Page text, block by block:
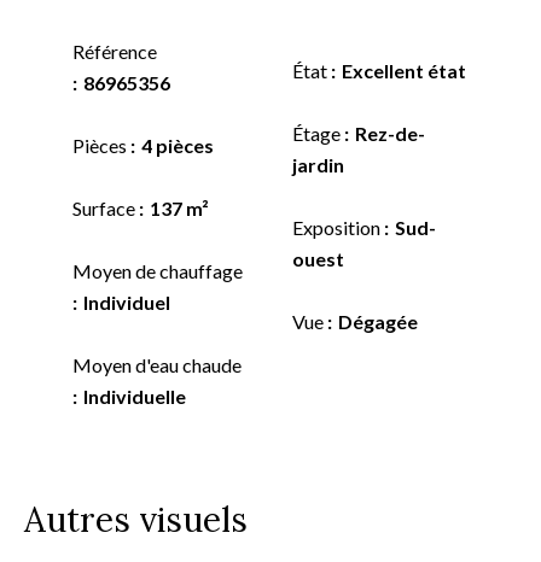
Référence
86965356
Pièces 4 pièces
Surface 137 m²
Moyen de chauffage
Individuel
Moyen d'eau chaude
Individuelle
État Excellent état
Étage
Rez-de-
jardin
Exposition
Sud-
ouest
Vue Dégagée
Autres visuels